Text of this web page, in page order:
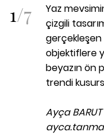
1/7
Yaz
çizgili
gerçekleşen
objektiflere
beyazın ön
trendi
Ayça